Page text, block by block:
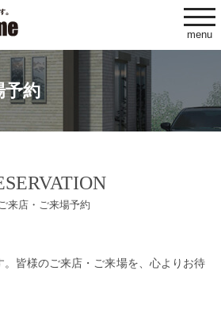
menu
予約
来店・ご来場予約
。皆様のご来店・ご来場を、心よりお待